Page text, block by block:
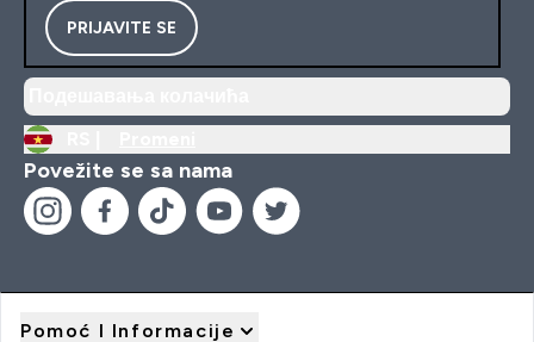
PRIJAVITE SE
Povežite se sa nama
Pomoć I Informacije